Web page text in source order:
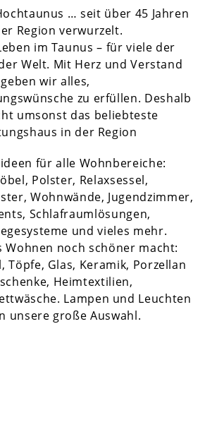
… seit über 45 Jahren
Region verwurzelt.
im Taunus – für viele der
Welt. Mit Herz und Verstand
geben wir alles,
zu erfüllen. Deshalb
umsonst das beliebteste
in der Region
für alle Wohnbereiche:
Polster, Relaxsessel,
Wohnwände, Jugendzimmer,
Schlafraumlösungen,
und vieles mehr.
Wohnen noch schöner macht:
Töpfe, Glas, Keramik, Porzellan
Heimtextilien,
Lampen und Leuchten
unsere große Auswahl.